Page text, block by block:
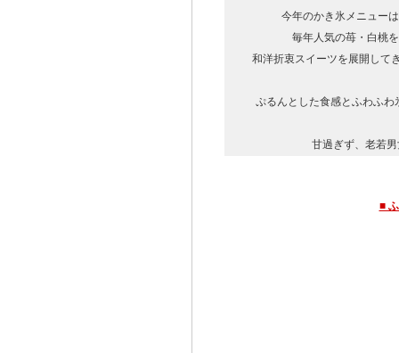
今年のかき氷メニュー
毎年人気の苺・白桃
和洋折衷スイーツを展開して
ぷるんとした食感とふわふ
甘過ぎず、老若
■